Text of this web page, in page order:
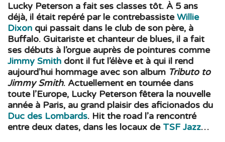
Lucky Peterson a fait ses classes tôt. À 5 ans
déjà, il était repéré par le contrebassisteWillie
Dixon qui passait dans le club de son père, à
Buffalo. Guitariste et chanteur de blues, il a fait
ses débuts à l’orgue auprès de pointures comme
Jimmy Smith dont il fut l’élève et à qui il rend
aujourd’hui hommage avec son album Tributo to
Jimmy Smith. Actuellement en tournée dans
toute l’Europe, Lucky Peterson fêtera la nouvelle
année à Paris, au grand plaisir des aficionados du
Duc des Lombards. Hit the road l’a rencontré
entre deux dates, dans les locaux de TSF Jazz…